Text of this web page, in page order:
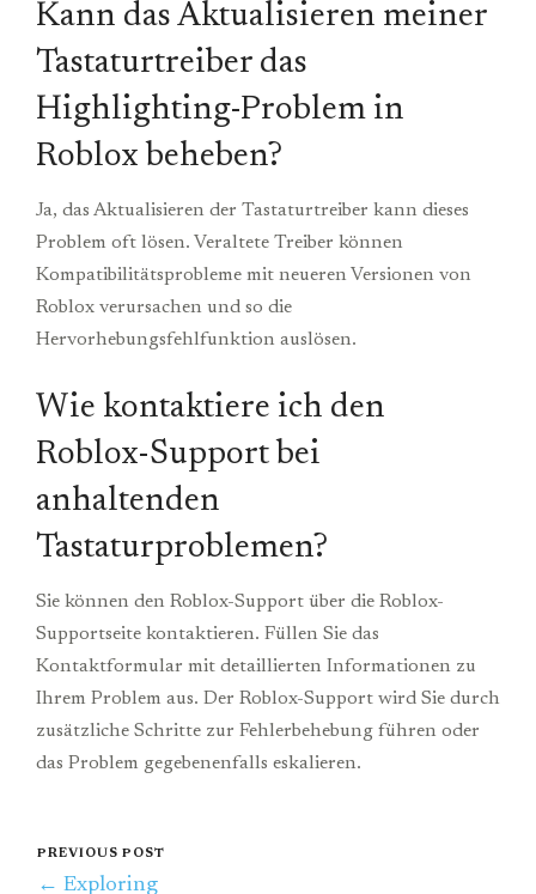
Kann das Aktualisieren meiner
Tastaturtreiber das
Highlighting-Problem in
Roblox beheben?
Ja, das Aktualisieren der Tastaturtreiber kann dieses
Problem oft lösen. Veraltete Treiber können
Kompatibilitätsprobleme mit neueren Versionen von
Roblox verursachen und so die
Hervorhebungsfehlfunktion auslösen.
Wie kontaktiere ich den
Roblox-Support bei
anhaltenden
Tastaturproblemen?
Sie können den Roblox-Support über die Roblox-
Supportseite kontaktieren. Füllen Sie das
Kontaktformular mit detaillierten Informationen zu
Ihrem Problem aus. Der Roblox-Support wird Sie durch
zusätzliche Schritte zur Fehlerbehebung führen oder
das Problem gegebenenfalls eskalieren.
PREVIOUS POST
← Exploring